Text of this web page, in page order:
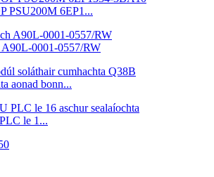
PSU200M 6EP1...
A90L-0001-0557/RW
aonad bonn...
le 1...